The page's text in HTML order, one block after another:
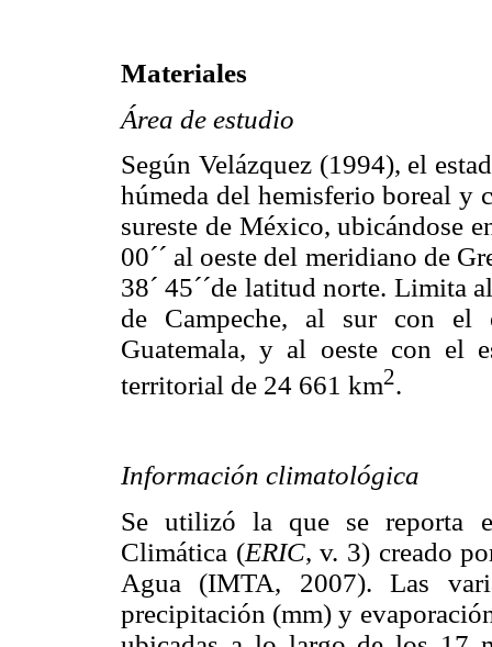
Materiales
Área de estudio
Según Velázquez (1994), el
húmeda del hemisferio boreal y
sureste de México, ubicándose
00´´ al oeste del meridiano de
38´ 45´´de latitud norte. Limita
de Campeche, al sur con el
Guatemala, y al oeste con el
territorial de 24 661 km2.
Información climatológica
Se utilizó la que se reporta
Climática (ERIC, v. 3) creado
Agua (IMTA, 2007). Las
precipitación (mm) y